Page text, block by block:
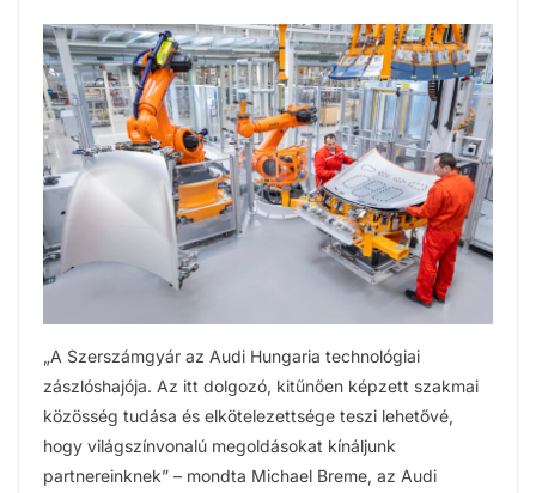
„A Szerszámgyár az Audi Hungaria technológiai
zászlóshajója. Az itt dolgozó, kitűnően képzett szakmai
közösség tudása és elkötelezettsége teszi lehetővé,
hogy világszínvonalú megoldásokat kínáljunk
partnereinknek” – mondta Michael Breme, az Audi